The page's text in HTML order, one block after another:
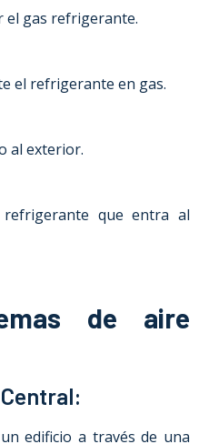
el gas refrigerante.
el refrigerante en gas.
al exterior.
refrigerante que entra al
de aire
edificio a través de una